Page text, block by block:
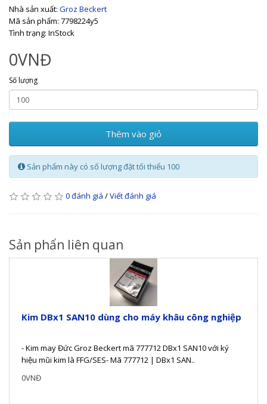
Nhà sản xuất: Groz Beckert
Mã sản phẩm: 7798224y5
Tình trạng: InStock
0VNĐ
Số lượng
Thêm vào giỏ
Sản phẩm này có số lượng đặt tối thiểu 100
0 đánh giá /Viết đánh giá
Sản phẩn liên quan
Kim DBx1 SAN10 dùng cho máy khâu công nghiệp
- Kim may Đức Groz Beckert mã 777712 DBx1 SAN10 với ký
hiệu mũi kim là FFG/SES- Mã 777712 | DBx1 SAN..
0VNĐ